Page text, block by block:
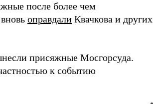
после более чем
оправдали Квачкова и других
присяжные Мосгорсуда.
к событию